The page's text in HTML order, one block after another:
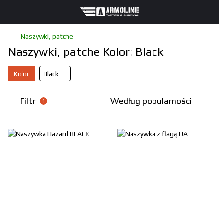
Naszywki, patche
Naszywki, patche Kolor: Black
Kolor Black
Filtr 1 Według popularności